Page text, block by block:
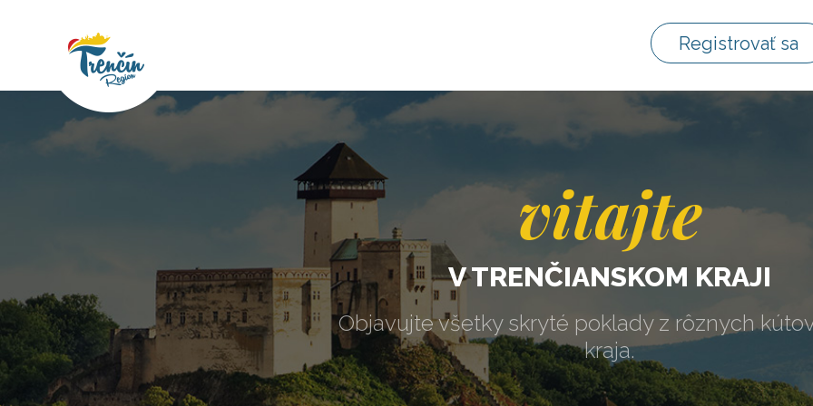
Registrovať sa
vitajte
V TRENČIANSKOM KRAJI
Objavujte všetky skryté poklady z rôznych
kraja.